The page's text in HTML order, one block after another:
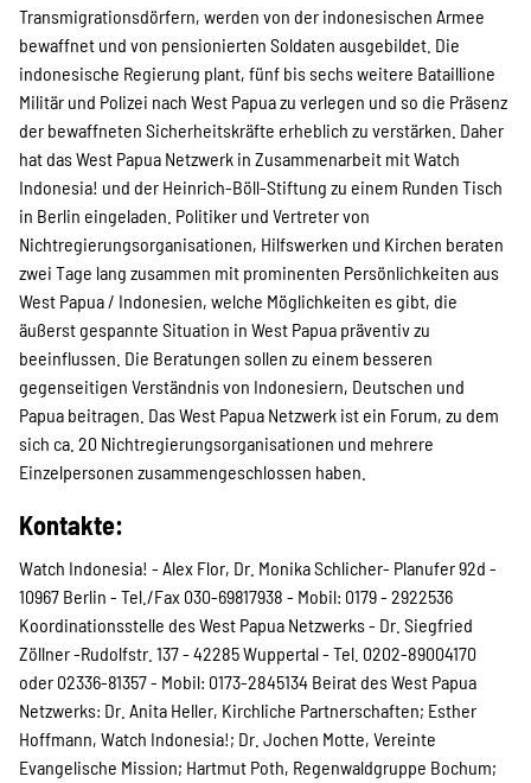
Kontakt
english
Indonesian
Suche
Transmigrationsdörfern, werden von der indonesischen Armee
bewaffnet und von pensionierten Soldaten ausgebildet. Die
indonesische Regierung plant, fünf bis sechs weitere Bataillione
Militär und Polizei nach West Papua zu verlegen und so die Präsenz
der bewaffneten Sicherheitskräfte erheblich zu verstärken. Daher
hat das West Papua Netzwerk in Zusammenarbeit mit Watch
Indonesia! und der Heinrich-Böll-Stiftung zu einem Runden Tisch
in Berlin eingeladen. Politiker und Vertreter von
Nichtregierungsorganisationen, Hilfswerken und Kirchen beraten
zwei Tage lang zusammen mit prominenten Persönlichkeiten aus
West Papua / Indonesien, welche Möglichkeiten es gibt, die
äußerst gespannte Situation in West Papua präventiv zu
beeinflussen. Die Beratungen sollen zu einem besseren
gegenseitigen Verständnis von Indonesiern, Deutschen und
Papua beitragen. Das West Papua Netzwerk ist ein Forum, zu dem
sich ca. 20 Nichtregierungsorganisationen und mehrere
Einzelpersonen zusammengeschlossen haben.
Kontakte:
Watch Indonesia! - Alex Flor, Dr. Monika Schlicher- Planufer 92d -
10967 Berlin - Tel./Fax 030-69817938 - Mobil: 0179 - 2922536
Koordinationsstelle des West Papua Netzwerks - Dr. Siegfried
Zöllner -Rudolfstr. 137 - 42285 Wuppertal - Tel. 0202-89004170
oder 02336-81357 - Mobil: 0173-2845134 Beirat des West Papua
Netzwerks: Dr. Anita Heller, Kirchliche Partnerschaften; Esther
Hoffmann, Watch Indonesia!; Dr. Jochen Motte, Vereinte
Evangelische Mission; Hartmut Poth, Regenwaldgruppe Bochum;